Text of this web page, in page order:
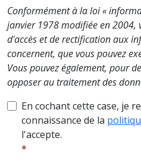
Conformément à la loi «
janvier 1978 modifiée en 2004,
d'accès et de rectification aux
concernent, que vous pouvez
Vous pouvez également, pour
opposer au traitement des
En cochant cette case, je
connaissance de la
l'accepte.